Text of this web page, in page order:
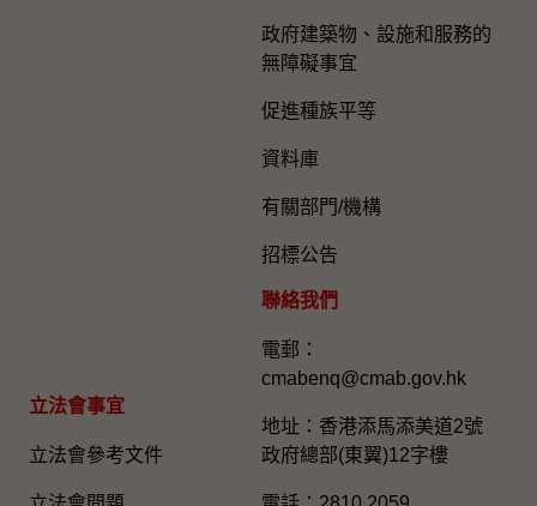
立法會事宜
立法會參考文件
政府建築物、設施和服務的
無障礙事宜
促進種族平等
資料庫
有關部門/機構
招標公告
聯絡我們
電郵：
cmabenq@cmab.gov.hk​
地址：香港添馬添美道2號
政府總部(東翼)12字樓